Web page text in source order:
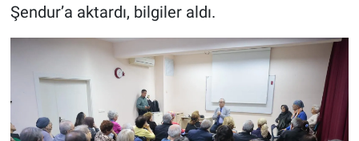
Şendur’a aktardı, bilgiler aldı.